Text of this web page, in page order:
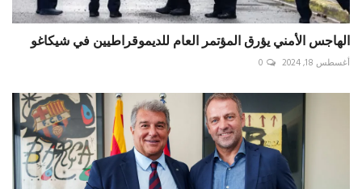
الهاجس الأمني يؤرق المؤتمر العام للديموقراطيين في شيكاغو
أغسطس 18, 2024 0